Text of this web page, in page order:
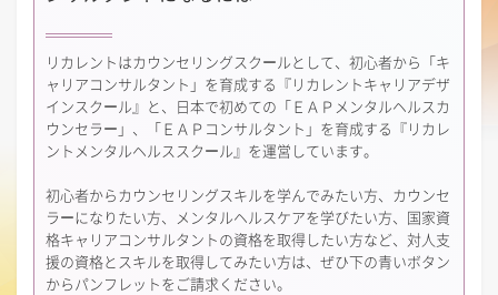
リカレントはカウンセリングスクールとして、初心者から「キ
ャリアコンサルタント」を育成する『リカレントキャリアデザ
インスクール』と、日本で初めての「ＥＡＰメンタルヘルスカ
ウンセラー」、「ＥＡＰコンサルタント」を育成する『リカレ
ントメンタルヘルススクール』を運営しています。
初心者からカウンセリングスキルを学んでみたい方、カウンセ
ラーになりたい方、メンタルヘルスケアを学びたい方、国家資
格キャリアコンサルタントの資格を取得したい方など、対人支
援の資格とスキルを取得してみたい方は、ぜひ下の青いボタン
からパンフレットをご請求ください。